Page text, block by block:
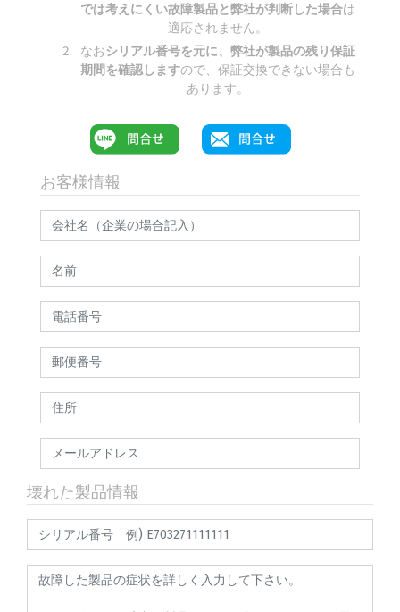
では考えにくい故障製品と弊社が判断した場合は
適応されません。
なおシリアル番号を元に、弊社が製品の残り保証
期間を確認しますので、保証交換できない場合も
あります。
お客様情報
壊れた製品情報